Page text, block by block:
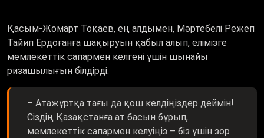
Қасым-Жомарт Тоқаев, ең алдымен, Мәртебелі Режеп
Тайип Ердоғанға шақыруын қабыл алып, елімізге
мемлекеттік сапармен келгені үшін шынайы
ризашылығын білдірді.
– Атажұртқа тағы да қош келдіңіздер деймін!
Сіздің Қазақстанға ат басын бұрып,
мемлекеттік сапармен келуіңіз – біз үшін зор